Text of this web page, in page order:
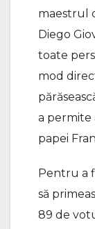
maestrul
Diego
toate
mod
a permite
papei
Pentru a
să
89 de